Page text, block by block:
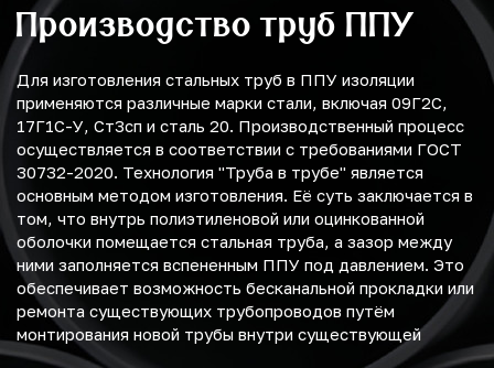
Производство труб ППУ
Для изготовления стальных труб в ППУ изоляции
применяются различные марки стали, включая 09Г2С,
17Г1С-У, Ст3сп и сталь 20. Производственный процесс
осуществляется в соответствии с требованиями ГОСТ
30732-2020. Технология "Труба в трубе" является
основным методом изготовления. Её суть заключается в
том, что внутрь полиэтиленовой или оцинкованной
оболочки помещается стальная труба, а зазор между
ними заполняется вспененным ППУ под давлением. Это
обеспечивает возможность бесканальной прокладки или
ремонта существующих трубопроводов путём
монтирования новой трубы внутри существующей